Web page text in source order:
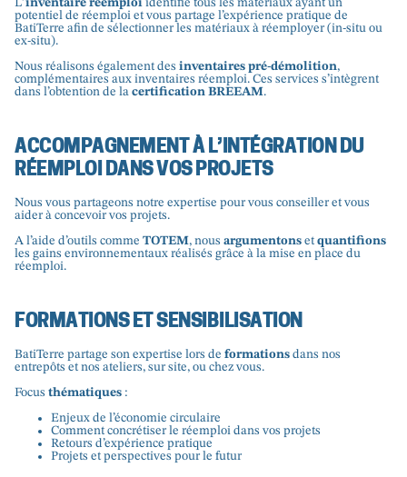
L’inventaire réemploi identifie tous les matériaux ayant un
potentiel de réemploi et vous partage l’expérience pratique de
BatiTerre afin de sélectionner les matériaux à réemployer (in-situ ou
ex-situ).
Nous réalisons également des inventaires pré-démolition,
complémentaires aux inventaires réemploi. Ces services s’intègrent
dans l’obtention de la certification BREEAM.
ACCOMPAGNEMENT À L’INTÉGRATION DU
RÉEMPLOI DANS VOS PROJETS
Nous vous partageons notre expertise pour vous conseiller et vous
aider à concevoir vos projets.
A l’aide d’outils comme TOTEM, nous argumentons et quantifions
les gains environnementaux réalisés grâce à la mise en place du
réemploi.
FORMATIONS ET SENSIBILISATION
BatiTerre partage son expertise lors de formations dans nos
entrepôts et nos ateliers, sur site, ou chez vous.
Focus thématiques :
Enjeux de l’économie circulaire
Comment concrétiser le réemploi dans vos projets
Retours d’expérience pratique
Projets et perspectives pour le futur